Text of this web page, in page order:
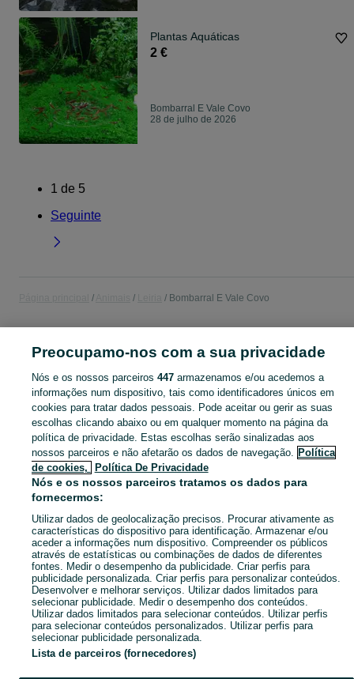
Plantas Aquáticas
2 €
Bombarral E Vale Covo
28 de julho de 2026
1 de 5
Seguinte
Bombarral E Vale Covo
CATEGORIA
Animais para Venda, para Adopção Bombarral E Vale Covo. Veja os anúncios classificados ou publique o seu anúncio de Animais grátis no OLX. Mostrar
Mapa do site
Mapa das freguesias
Mapa de mini-sites
Pesquisas populares
Preocupamo-nos com a sua privacidade
Nós e os nossos parceiros 447armazenamos e/ou acedemos a
informações num dispositivo, tais como identificadores únicos em
cookies para tratar dados pessoais. Pode aceitar ou gerir as suas
escolhas clicando abaixo ou em qualquer momento na página da
política de privacidade. Estas escolhas serão sinalizadas aos
nossos parceiros e não afetarão os dados de navegação. Política
de cookies,
Política De Privacidade
Nós e os nossos parceiros tratamos os dados para
fornecermos:
Utilizar dados de geolocalização precisos. Procurar ativamente as
características do dispositivo para identificação. Armazenar e/ou
aceder a informações num dispositivo. Compreender os públicos
através de estatísticas ou combinações de dados de diferentes
fontes. Medir o desempenho da publicidade. Criar perfis para
publicidade personalizada. Criar perfis para personalizar conteúdos.
Desenvolver e melhorar serviços. Utilizar dados limitados para
selecionar publicidade. Medir o desempenho dos conteúdos.
Utilizar dados limitados para selecionar conteúdos. Utilizar perfis
para selecionar conteúdos personalizados. Utilizar perfis para
selecionar publicidade personalizada.
Lista de parceiros (fornecedores)